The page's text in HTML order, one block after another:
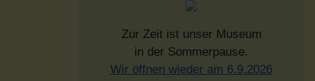
Zur Zeit ist unser Museum
in der Sommerpause.
Wir öffnen wieder am 6.9.2026